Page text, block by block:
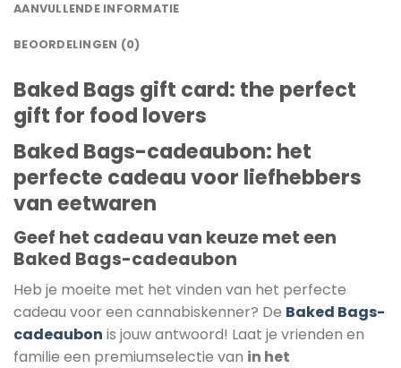
AANVULLENDE INFORMATIE
BEOORDELINGEN (0)
Baked Bags gift card: the perfect
gift for food lovers
Baked Bags-cadeaubon: het
perfecte cadeau voor liefhebbers
van eetwaren
Geef het cadeau van keuze met een
Baked Bags-cadeaubon
Heb je moeite met het vinden van het perfecte
cadeau voor een cannabiskenner? De Baked Bags-
cadeaubon is jouw antwoord! Laat je vrienden en
familie een premiumselectie van in het